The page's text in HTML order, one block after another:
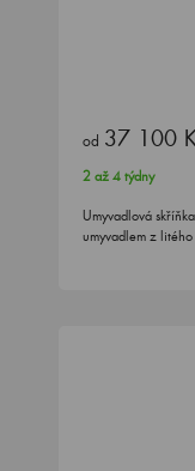
od 37 100
2 až 4 týdny
Umyvadlová
umyvadlem z